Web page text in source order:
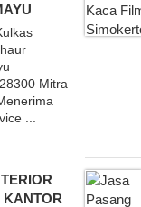
Mitra
...
KANTOR